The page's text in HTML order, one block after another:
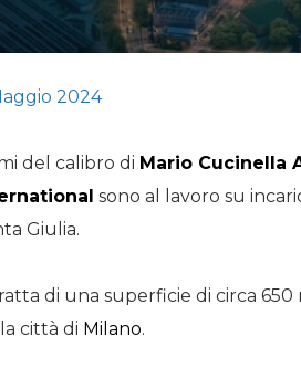
2024
del calibro di Mario Cucinella
sono al lavoro su
Giulia.
di una superficie di circa 650
città di Milano.